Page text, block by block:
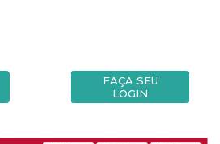
FAÇA SEU
LOGIN